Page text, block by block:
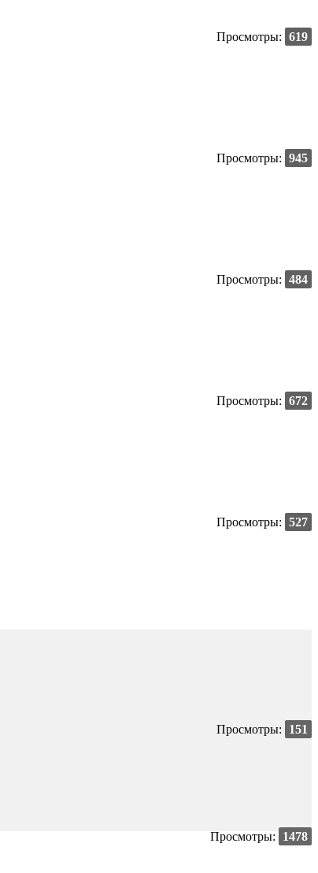
Просмотры: 619
Просмотры: 945
Просмотры: 484
Просмотры: 672
Просмотры: 527
Просмотры:
151
Просмотры: 1478